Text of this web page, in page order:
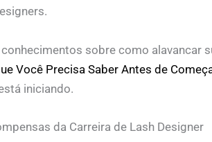
sobre como alavancar
Você Precisa Saber Antes de
iniciando.
da Carreira de Lash Designer